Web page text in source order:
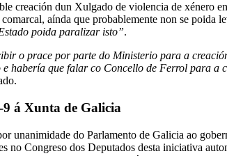
creación dun Xulgado de violencia de xénero
aínda que probablemente non se poida
poida paralizar isto”.
o prace por parte do Ministerio para a
habería que falar co Concello de Ferrol para a
á Xunta de Galicia
unanimidade do Parlamento de Galicia ao
no Congreso dos Deputados desta iniciativa